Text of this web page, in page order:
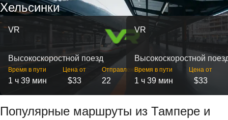
Хельсинки
VR
Высокоскоростной поезд
Время в пути
1 ч 39 мин
Цена от
$33
Отправлений
22
VR
Высокоскоростной
Время в пути
1 ч 39 мин
Цена от
$33
Популярные маршруты из Тампере и